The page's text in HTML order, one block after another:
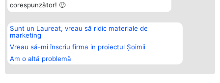
corespunzător! 🙂
Sunt un Laureat, vreau să ridic materiale de
marketing
Vreau să-mi înscriu firma in proiectul Șoimii
Am o altă problemă
Organizator Ranking
BRIGHT SOLUTIONS BR SRL
Aleea Timisul De Sus 2 Bl. A30
Sc. A Et. 4 Ap. 13 Cod 061952
București
CUI 36737675
Plebiscyt
Lista Tuturor
Laureaților
Statut
Contact